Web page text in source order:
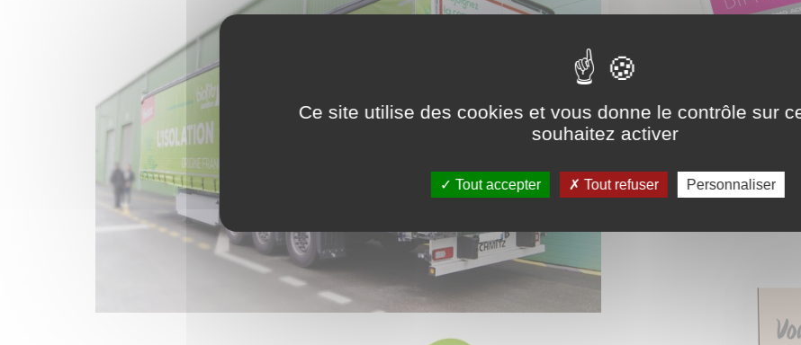
Ce site utilise des cookies et vous donne le contrôle sur
souhaitez activer
Tout accepter Tout refuser Personnaliser